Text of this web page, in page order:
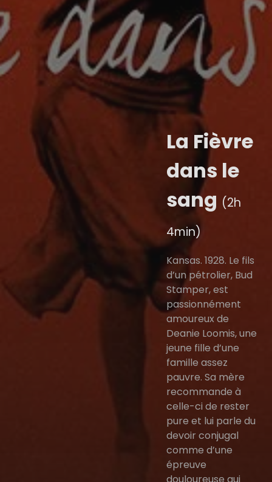
La Fièvre
dans le
sang (2h
4min)
Kansas. 1928. Le fils
d’un pétrolier, Bud
Stamper, est
passionnément
amoureux de
Deanie Loomis, une
jeune fille d’une
famille assez
pauvre. Sa mère
recommande à
celle-ci de rester
pure et lui parle du
devoir conjugal
comme d’une
épreuve